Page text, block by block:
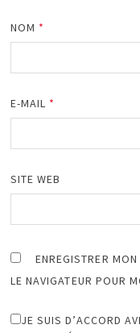
NOM *
E-MAIL *
SITE WEB
ENREGISTRER
LE NAVIGATEUR POUR
JE SUIS D’ACCORD